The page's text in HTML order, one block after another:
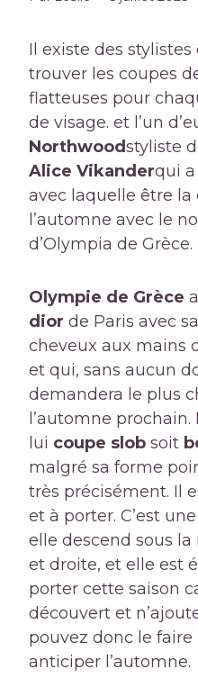
Il existe des
trouver les coupes
flatteuses pour
de visage. et l’un
Northwoodstyliste
Alice Vikanderqui
avec laquelle être la
l’automne avec le
d’Olympia de Grèce.
Olympie de Grèce
dior de Paris avec
cheveux aux mains
et qui, sans aucun
demandera le plus
l’automne
lui coupe slob soit
malgré sa forme
très précisément. Il
et à porter. C’est
elle descend sous
et droite, et elle est
porter cette saison
découvert et
pouvez donc le
anticiper l’automne.